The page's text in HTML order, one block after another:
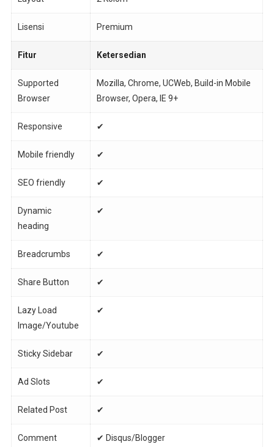
Lisensi Premium
Fitur Ketersedian
Supported
Browser
Mozilla, Chrome, UCWeb, Build-in Mobile
Browser, Opera, IE 9+
Responsive ✔
Mobile friendly ✔
SEO friendly ✔
Dynamic
heading
✔
Breadcrumbs ✔
Share Button ✔
Lazy Load
Image/Youtube
✔
Sticky Sidebar ✔
Ad Slots ✔
Related Post ✔
Comment
✔ Disqus/Blogger